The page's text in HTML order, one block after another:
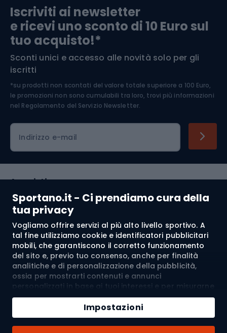
Sportano.it - Ci prendiamo cura della
tua privacy
Vogliamo offrire servizi al più alto livello sportivo. A
tal fine utilizziamo cookie e identificatori pubblicitari
mobili, che garantiscono il corretto funzionamento
del sito e, previo tuo consenso, anche per finalità
analitiche e di personalizzazione della pubblicità,
ossia per mostrarti contenuti e annunci
personalizzati in base ai tuoi interessi e per misurarne
l’efficacia. I cookie e gli identificatori pubblicitari
mobili possono essere utilizzati sia per attività
pubblicitarie personalizzate sia non personalizzate, a
seconda dei consensi da te espressi. Se clicchi su
Impostazioni
Quantità
Aggiungi al carrello
Arrampicata
Medicina dello sport
Abbigliamento ciclistico
Iscriviti ai newsletter
e ricevi uno sconto di 10 Euro sul
tuo acquisto!*
Sconti unici e accesso alle novità solo per gli
iscritti
*su prodotti non scontati del valore totale superiore a 100 Euro,
le promozioni non sono cumulabili tra loro, trovi più informazioni
nel Regolamento del Servizio Newsletter.
Indirizzo e-mail
Acquisti
Servizio clienti
Regolamento
Chi siamo
© 2026 Sportano